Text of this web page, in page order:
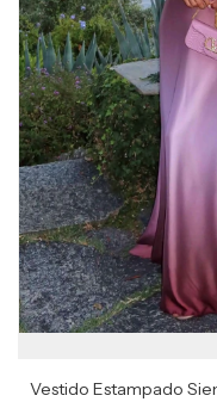
Vestido Estampado